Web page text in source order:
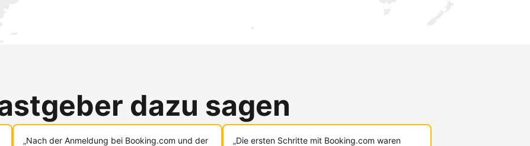
dazu sagen
„Nach der Anmeldung bei Booking.com und der
„Die ersten Schritte mit Booking.com waren